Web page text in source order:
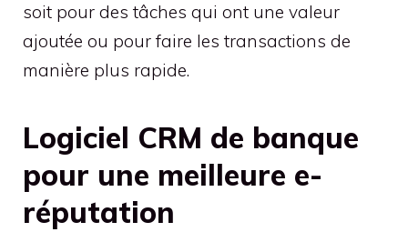
soit pour des tâches qui ont une valeur
ajoutée ou pour faire les transactions de
manière plus rapide.
Logiciel CRM de banque
pour une meilleure e-
réputation